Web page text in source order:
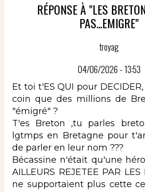
RÉPONSE À "LES
PAS...EMIGRE"
troyag
04/06/2026 - 13:53
Et toi t'ES QUI pour
coin que des millions de
"émigré" ?
T'es Breton ,tu parles
lgtmps en Bretagne pour
de parler en leur nom ???
Bécassine n'était qu'une
AILLEURS REJETEE PAR
ne supportaient plus cette